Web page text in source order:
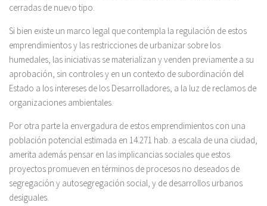
cerradas de nuevo tipo.
Si bien existe un marco legal que contempla la regulación de estos
emprendimientos y las restricciones de urbanizar sobre los
humedales, las iniciativas se materializan y venden previamente a su
aprobación, sin controles y en un contexto de subordinación del
Estado a los intereses de los Desarrolladores, a la luz de reclamos de
organizaciones ambientales.
Por otra parte la envergadura de estos emprendimientos con una
población potencial estimada en 14.271 hab. a escala de una ciudad,
amerita además pensar en las implicancias sociales que estos
proyectos promueven en términos de procesos no deseados de
segregación y autosegregación social, y de desarrollos urbanos
desiguales.